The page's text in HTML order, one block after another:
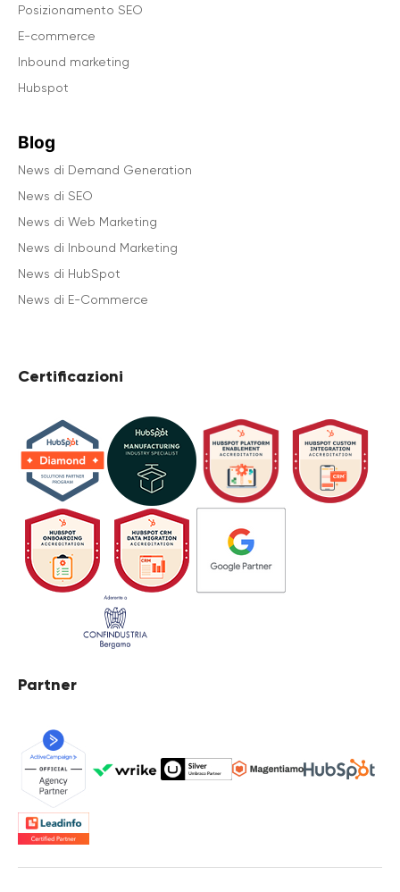
Posizionamento SEO
E-commerce
Inbound marketing
Hubspot
Blog
News di Demand Generation
News di SEO
News di Web Marketing
News di Inbound Marketing
News di HubSpot
News di E-Commerce
Certificazioni
Partner